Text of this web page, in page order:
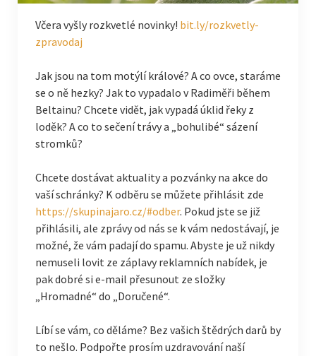
Včera vyšly rozkvetlé novinky! bit.ly/rozkvetly-
zpravodaj
Jak jsou na tom motýlí králové? A co ovce, staráme
se o ně hezky? Jak to vypadalo v Radiměři během
Beltainu? Chcete vidět, jak vypadá úklid řeky z
loděk? A co to sečení trávy a „bohulibé“ sázení
stromků?
Chcete dostávat aktuality a pozvánky na akce do
vaší schránky? K odběru se můžete přihlásit zde
https://skupinajaro.cz/#odber. Pokud jste se již
přihlásili, ale zprávy od nás se k vám nedostávají, je
možné, že vám padají do spamu. Abyste je už nikdy
nemuseli lovit ze záplavy reklamních nabídek, je
pak dobré si e-mail přesunout ze složky
„Hromadné“ do „Doručené“.
Líbí se vám, co děláme? Bez vašich štědrých darů by
to nešlo. Podpořte prosím uzdravování naší